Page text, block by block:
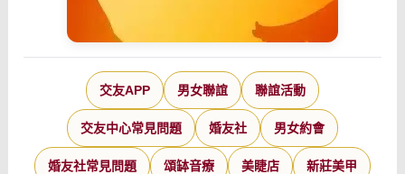
交友APP 男女聯誼 聯誼活動
交友中心常見問題 婚友社 男女約會
婚友社常見問題 頌缽音療 美睫店 新莊美甲